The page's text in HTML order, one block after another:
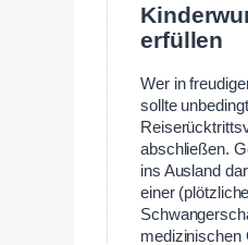
erfüllen
Wer in
sollte
abschließen.
ins Ausland
einer
medizinischen